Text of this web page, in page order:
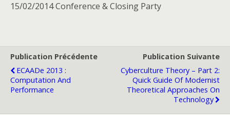
15/02/2014 Conference & Closing Party
Publication Précédente
ECAADe 2013 :
Computation And
Performance
Publication Suivante
Cyberculture Theory – Part 2:
Quick Guide Of Modernist
Theoretical Approaches On
Technology